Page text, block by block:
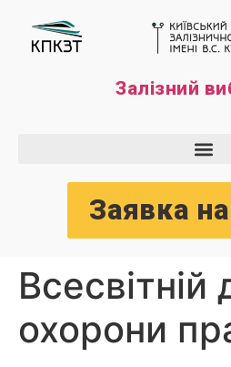
Залізний
Заявка
Всесвітній
охорони